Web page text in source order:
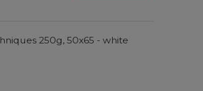
250g, 50x65 - white